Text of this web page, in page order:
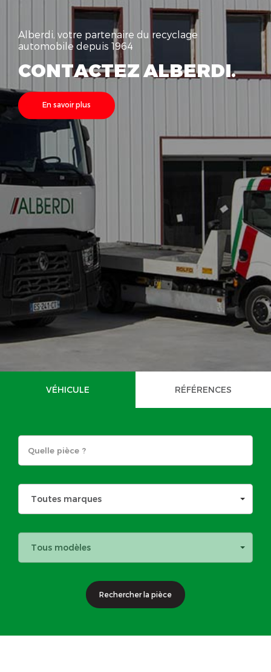
Alberdi, votre partenaire du recyclage
automobile depuis 1964
CONTACTEZ ALBERDI.
En savoir plus
VÉHICULE RÉFÉRENCES
Toutes marques
Tous modèles
Rechercher la pièce